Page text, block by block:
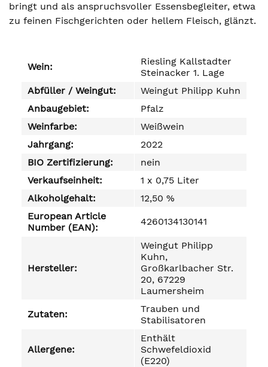
bringt und als anspruchsvoller Essensbegleiter, etwa
zu feinen Fischgerichten oder hellem Fleisch, glänzt.
Wein:
Riesling Kallstadter
Steinacker 1. Lage
Abfüller / Weingut:
Weingut Philipp Kuhn
Anbaugebiet:
Pfalz
Weinfarbe:
Weißwein
Jahrgang:
2022
BIO Zertifizierung:
nein
Verkaufseinheit:
1 x 0,75 Liter
Alkoholgehalt:
12,50 %
European Article
Number (EAN):
4260134130141
Hersteller:
Weingut Philipp
Kuhn,
Großkarlbacher Str.
20, 67229
Laumersheim
Zutaten:
Trauben und
Stabilisatoren
Allergene:
Enthält
Schwefeldioxid
(E220)